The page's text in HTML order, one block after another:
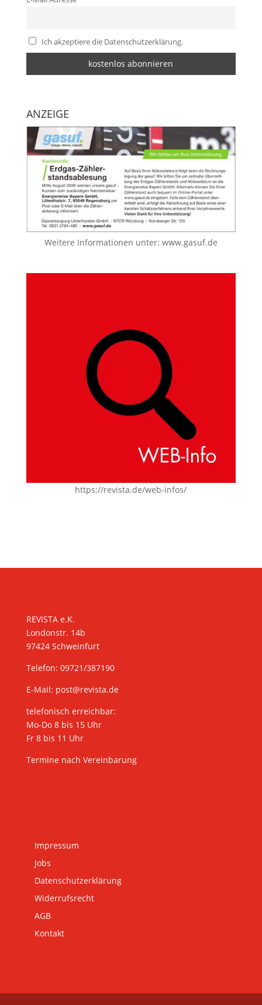
Ich akzeptiere die Datenschutzerklärung.
ANZEIGE
Weitere Informationen unter: www.gasuf.de
https://revista.de/web-infos/
REVISTA e.K.
Londonstr. 14b
97424 Schweinfurt
Telefon: 09721/387190
E-Mail: post@revista.de
telefonisch erreichbar:
Mo-Do 8 bis 15 Uhr
Fr 8 bis 11 Uhr
Termine nach Vereinbarung
Impressum
Jobs
Datenschutzerklärung
Widerrufsrecht
AGB
Kontakt